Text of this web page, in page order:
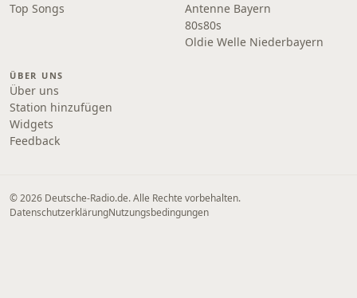
Top Songs
Antenne Bayern
80s80s
Oldie Welle Niederbayern
ÜBER UNS
Über uns
Station hinzufügen
Widgets
Feedback
© 2026 Deutsche-Radio.de. Alle Rechte vorbehalten.
DatenschutzerklärungNutzungsbedingungen